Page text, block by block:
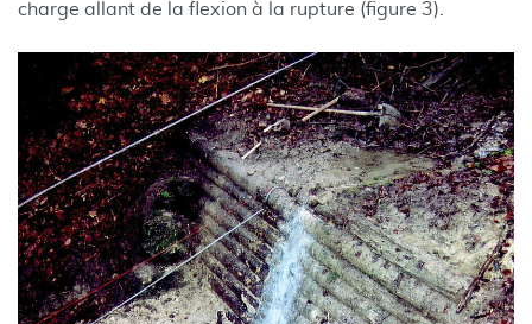
charge allant de la flexion à la rupture (figure 3).